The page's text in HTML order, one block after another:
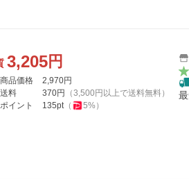
3,205円
商品価格 2,970円
送料
370円 （3,500 円以上で送料無料）
ポイント
135pt（ 5%）